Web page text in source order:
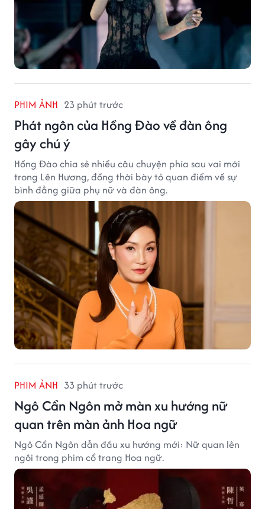
PHIM ẢNH 23 phút trước
Phát ngôn của Hồng Đào về đàn ông
gây chú ý
Hồng Đào chia sẻ nhiều câu chuyện phía sau vai mới
trong Lên Hương, đồng thời bày tỏ quan điểm về sự
bình đẳng giữa phụ nữ và đàn ông.
PHIM ẢNH 33 phút trước
Ngô Cẩn Ngôn mở màn xu hướng nữ
quan trên màn ảnh Hoa ngữ
Ngô Cẩn Ngôn dẫn đầu xu hướng mới: Nữ quan lên
ngôi trong phim cổ trang Hoa ngữ.